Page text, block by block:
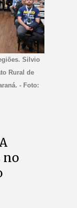
Silvio
Rural de
- Foto:
no